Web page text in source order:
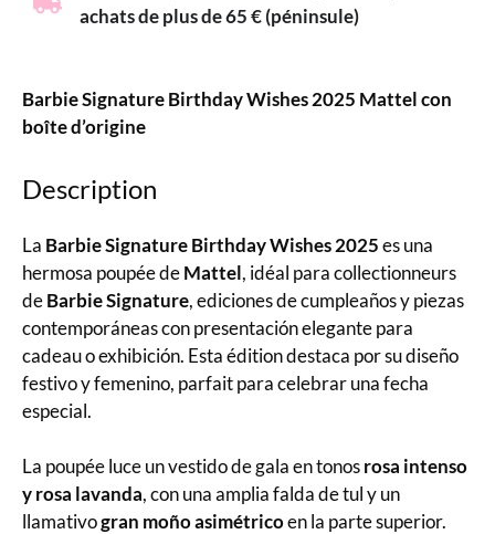
achats de plus de 65 € (péninsule)
Barbie Signature Birthday Wishes 2025 Mattel con
boîte d’origine
Description
La Barbie Signature Birthday Wishes 2025es una
hermosa poupée deMattel, idéal para collectionneurs
deBarbie Signature, ediciones de cumpleaños y piezas
contemporáneas con presentación elegante para
cadeau o exhibición. Esta édition destaca por su diseño
festivo y femenino, parfait para celebrar una fecha
especial.
La poupée luce un vestido de gala en tonosrosa intenso
y rosa lavanda, con una amplia falda de tul y un
llamativogran moño asimétricoen la parte superior.